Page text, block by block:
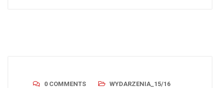
0 COMMENTS WYDARZENIA_15/16